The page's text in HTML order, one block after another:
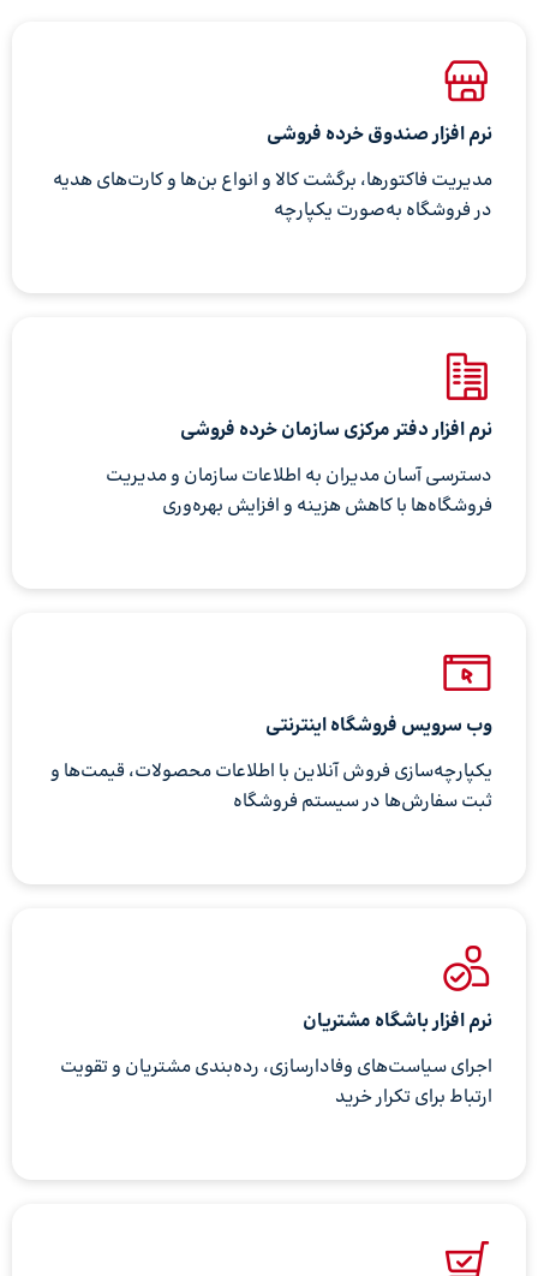
نرم افزار صندوق خرده فروشی
مدیریت فاکتورها، برگشت کالا و انواع بن‌ها و کارت‌های هدیه
در فروشگاه به‌صورت یکپارچه
نرم افزار دفتر مرکزی سازمان خرده فروشی
دسترسی آسان مدیران به اطلاعات سازمان و مدیریت
فروشگاه‌ها با کاهش هزینه و افزایش بهره‌وری
وب سرویس فروشگاه اینترنتی
یکپارچه‌سازی فروش آنلاین با اطلاعات محصولات، قیمت‌ها و
ثبت سفارش‌ها در سیستم فروشگاه
نرم افزار باشگاه مشتریان
اجرای سیاست‌های وفادارسازی، رده‌بندی مشتریان و تقویت
ارتباط برای تکرار خرید